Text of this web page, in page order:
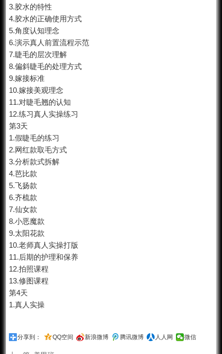
3.胶水的特性
4.胶水的正确使用方式
5.角度认知理念
6.演示真人前置流程示范
7.睫毛的层次理解
8.偏斜睫毛的处理方式
9.嫁接标准
10.嫁接美观理念
11.对睫毛翘的认知
12.练习真人实操练习
第3天
1.假睫毛的练习
2.网红款取毛方式
3.分析款式拆解
4.芭比款
5.飞扬款
6.齐梳款
7.仙女款
8.小恶魔款
9.太阳花款
10.老师真人实操打版
11.后期的护理和保养
12.拍照课程
13.修图课程
第4天
1.真人实操
分享到： QQ空间 新浪微博 腾讯微博 人人网 微信